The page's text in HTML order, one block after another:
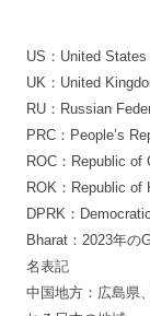
US：United
UK：United
RU：Russian
PRC：People’s
ROC：Republic of
ROK：Republic of
DPRK：
Bharat：2023年の
名表記
中国地方：広島県